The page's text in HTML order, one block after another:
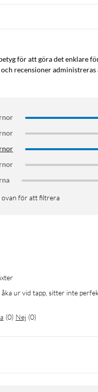
iPhone 15-modeller och
hampa, lin, cellulosa
kartong.
för att göra det enklare
recensioner
ovan för att filtrera
ur vid tapp, sitter inte
(0) Nej (0)